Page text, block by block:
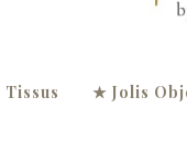
★ Jolis